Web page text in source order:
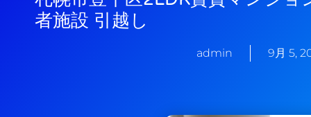
者施設 引越し
admin 9月 5,